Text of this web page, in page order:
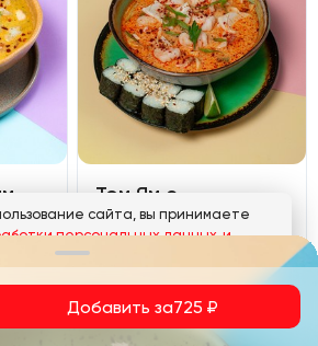
Том Ям с
морепродуктами
650₽
сайта, вы принимаете
персональных данныхи
аналитических файлов
Понятно
Добавить за725 ₽